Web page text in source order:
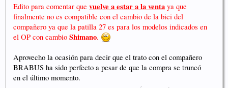
Edito para comentar que vuelve a estar a la venta ya que
finalmente no es compatible con el cambio de la bici del
compañero ya que la patilla 27 es para los modelos indicados en
el OP con cambio Shimano.
Aprovecho la ocasión para decir que el trato con el compañero
BRABUS ha sido perfecto a pesar de que la compra se truncó
en el último momento.